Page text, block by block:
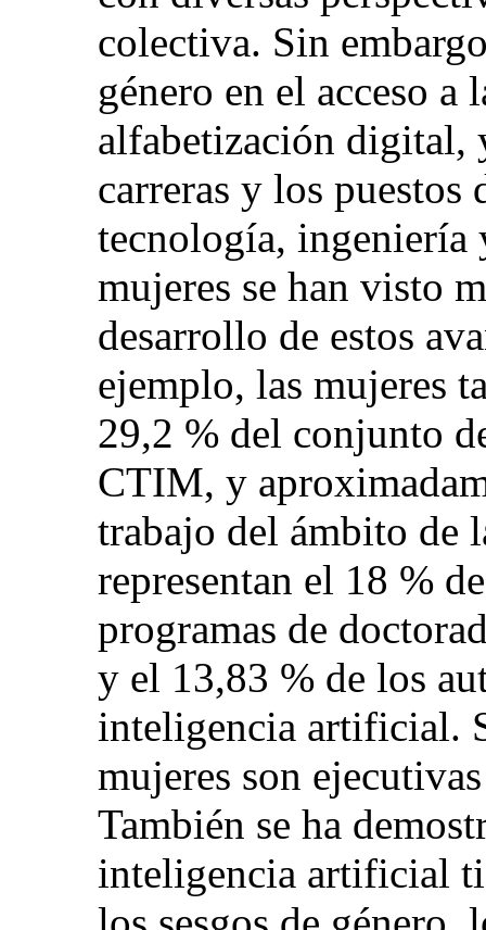
colectiva. Sin
género en el acceso
alfabetización digital,
carreras y los
tecnología, ingeniería
mujeres se han visto
desarrollo de estos
ejemplo, las mujeres
29,2 % del conjunto
CTIM, y
trabajo del ámbito de
representan el 18 %
programas de
y el 13,83 % de los
inteligencia artificial.
mujeres son
También se ha
inteligencia artificial